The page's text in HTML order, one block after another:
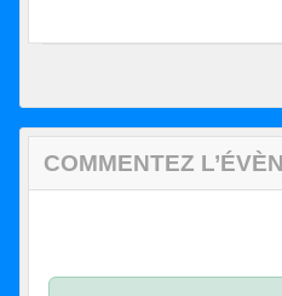
COMMENTEZ